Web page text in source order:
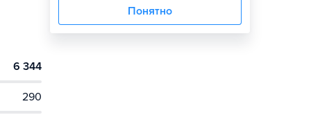
6 344
290
Понятно